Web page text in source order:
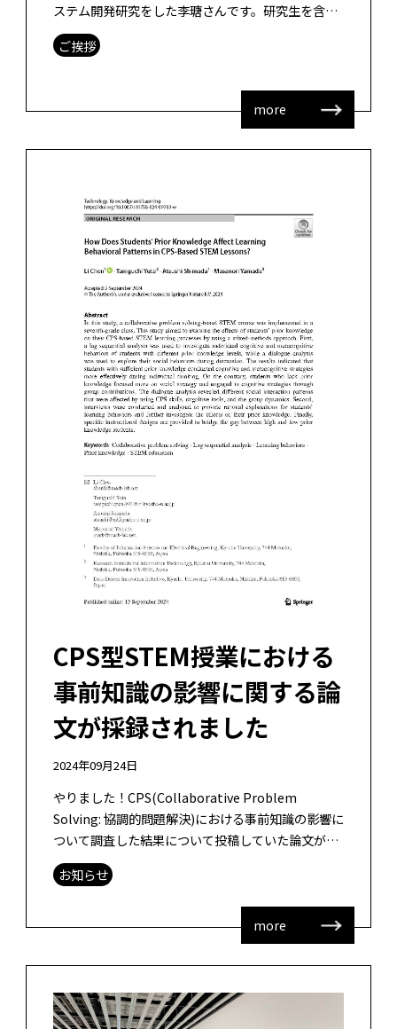
ステム開発研究をした李瑭さんです。研究生を含め
て、3年間、よくがんばりました。学部時代はグラ
フィックのモデリングに関する研 […]
ご挨拶
more
CPS型STEM授業における
事前知識の影響に関する論
文が採録されました
2024年09月24日
やりました！CPS(Collaborative Problem
Solving: 協調的問題解決)における事前知識の影響に
ついて調査した結果について投稿していた論文が
Technology, Knowledge and L […]
お知らせ
more